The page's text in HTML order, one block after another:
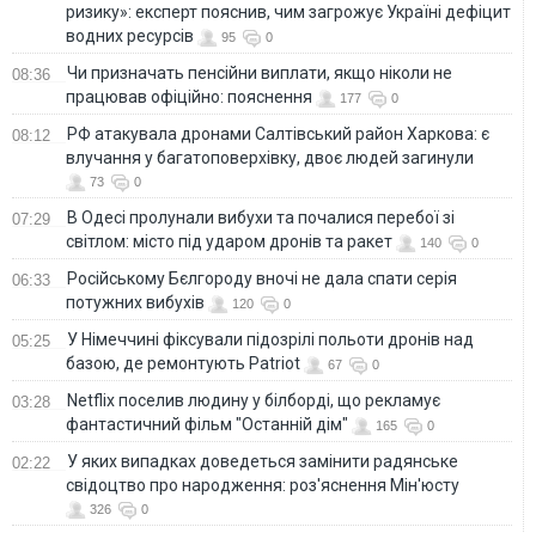
ризику»: експерт пояснив, чим загрожує Україні дефіцит
водних ресурсів
95 0
08:36
Чи призначать пенсійни виплати, якщо ніколи не
працював офіційно: пояснення
177 0
08:12
РФ атакувала дронами Салтівський район Харкова: є
влучання у багатоповерхівку, двоє людей загинули
73 0
07:29
В Одесі пролунали вибухи та почалися перебої зі
світлом: місто під ударом дронів та ракет
140 0
06:33
Російському Бєлгороду вночі не дала спати серія
потужних вибухів
120 0
05:25
У Німеччині фіксували підозрілі польоти дронів над
базою, де ремонтують Patriot
67 0
03:28
Netflix поселив людину у білборді, що рекламує
фантастичний фільм "Останній дім"
165 0
02:22
У яких випадках доведеться замінити радянське
свідоцтво про народження: роз'яснення Мін'юсту
326 0